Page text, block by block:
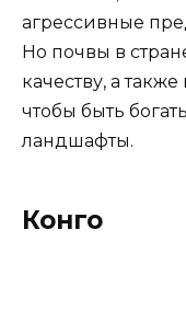
агрессивные
Но почвы в
качеству, а
чтобы быть
ландшафты.
Конго